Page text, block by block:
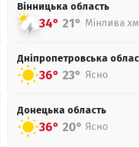
Вінницька область
34° 21° Мінлива
Дніпропетровська
36° 23° Ясно
Донецька область
36° 20° Ясно